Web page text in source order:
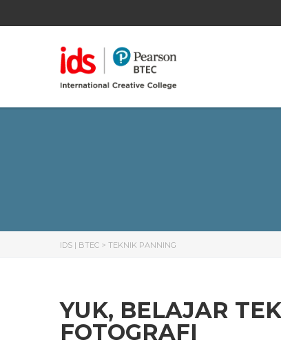
IDS | BTEC > TEKNIK PANNING
YUK, BELAJAR
FOTOGRAFI